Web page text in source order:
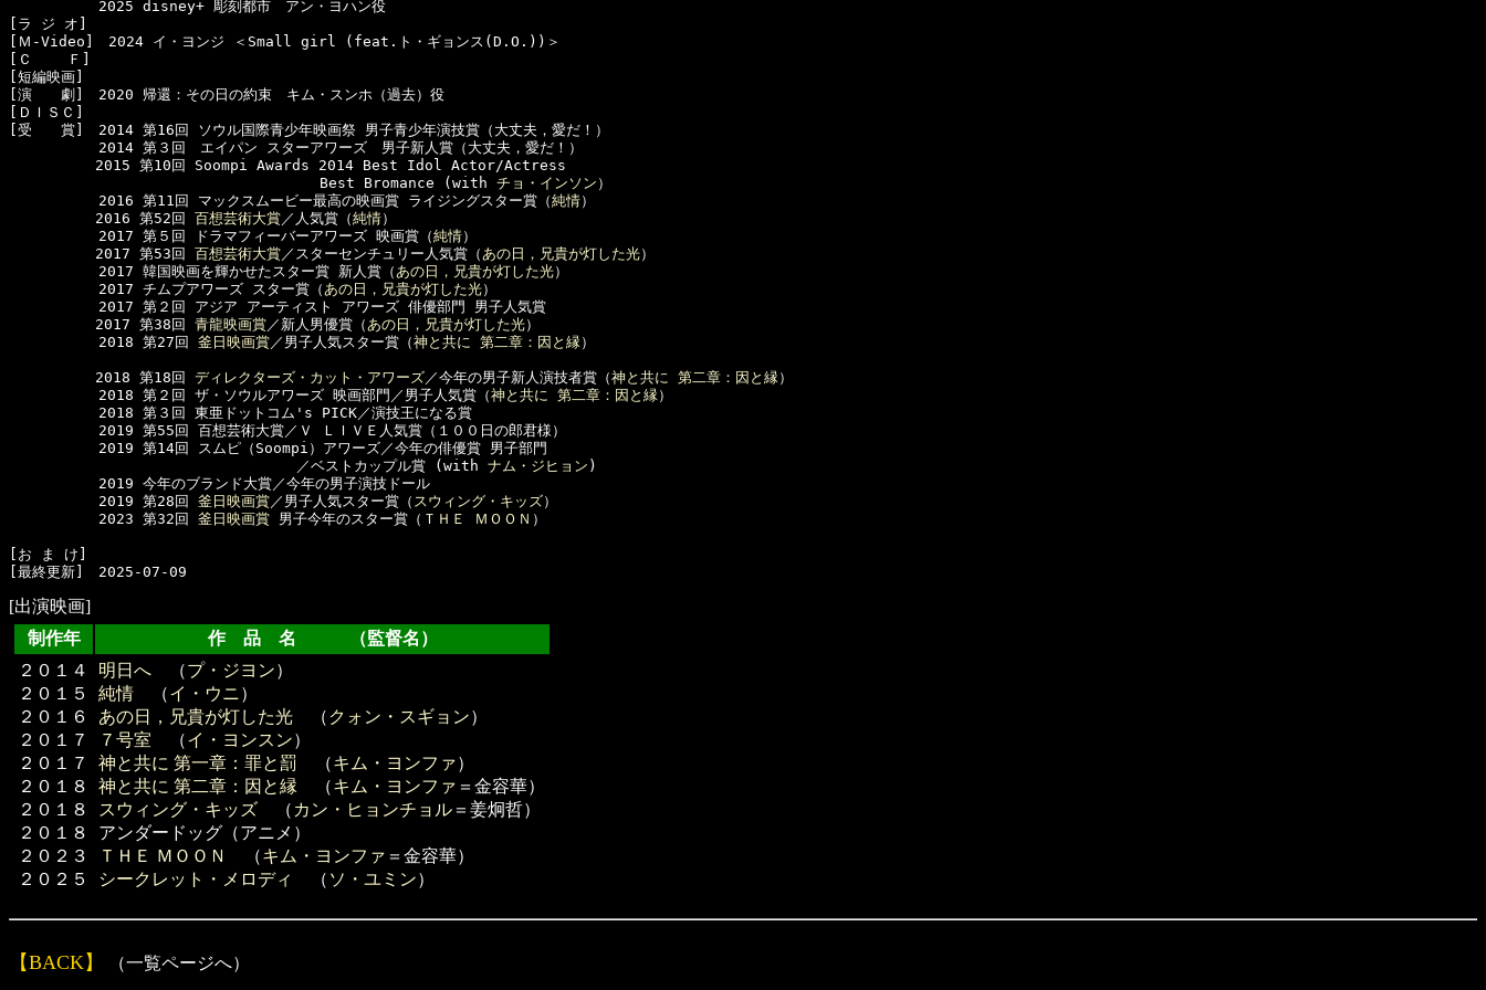
  　　　　　2025 disney+ 彫刻都市　アン・ヨハン役
[ラ ジ オ]
[Ｍ-Video]　2024 イ・ヨンジ ＜Small girl (feat.ト・ギョンス(D.O.))＞
[Ｃ    Ｆ]
[短編映画]
[演　　劇]　2020 帰還：その日の約束　キム・スンホ（過去）役
[ＤＩＳＣ]
[受　　賞]　2014 第16回 ソウル国際青少年映画祭 男子青少年演技賞（大丈夫，愛だ！）
  　　　　　2014 第３回　エイパン スターアワーズ　男子新人賞（大丈夫，愛だ！）
2015 第10回 Soompi Awards 2014 Best Idol Actor/Actress
Best Bromance (with チョ・インソン ）
  　　　　　2016 第11回 マックスムービー最高の映画賞 ライジングスター賞（
純情）
2016 第52回 百想芸術大賞／人気賞（純情）
  　　　　　2017 第５回 ドラマフィーバーアワーズ 映画賞（
純情）
2017 第53回 百想芸術大賞／スターセンチュリー人気賞（あの日，兄貴が灯した光）
  　　　　　2017 韓国映画を輝かせたスター賞 新人賞（
あの日，兄貴が灯した光）
  　　　　　2017 チムプアワーズ スター賞（
あの日，兄貴が灯した光）
  　　　　　2017 第２回 アジア アーティスト アワーズ 俳優部門 男子人気賞
2017 第38回 青龍映画賞／新人男優賞（あの日，兄貴が灯した光）
  　　　　　2018 第27回
釜日映画賞／男子人気スター賞（神と共に 第二章：因と縁）
2018 第18回 ディレクターズ・カット・アワーズ／今年の男子新人演技者賞（神と共に 第二章：因と縁）
  　　　　　2018 第２回 ザ・ソウルアワーズ 映画部門／男子人気賞（
神と共に 第二章：因と縁）
  　　　　　2018 第３回 東亜ドットコム's PICK／演技王になる賞
  　　　　　2019 第55回 百想芸術大賞／Ｖ ＬＩＶＥ人気賞（１００日の郎君様）
  　　　　　2019 第14回 スムピ（Soompi）アワーズ／今年の俳優賞 男子部門
／ベストカップル賞 (with ナム・ジヒョン )
  　　　　　2019 今年のブランド大賞／今年の男子演技ドール
  　　　　　2019 第28回
釜日映画賞／男子人気スター賞（ スウィング・キッズ）
  　　　　　2023 第32回
釜日映画賞 男子今年のスター賞（ ＴＨＥ ＭＯＯＮ ）
[お ま け]
[出演映画]
制作年
作 品 名 （監督名）
２０１４
２０１５
２０１６
２０１７
２０１７
２０１８
２０１８
２０１８
２０２３
２０２５
明日へ （プ・ジヨン）
純情 （イ・ウニ）
あの日，兄貴が灯した光 （ クォン・スギョン）
７号室 （イ・ヨンスン）
神と共に 第一章：罪と罰
（キム・ヨンファ）
神と共に 第二章：因と縁 （キム・ヨンファ ＝金容華）
スウィング・キッズ （ カン・ヒョンチョル ＝姜炯哲）
アンダードッグ（アニメ）
ＴＨＥ ＭＯＯＮ
（キム・ヨンファ ＝金容華）
シークレット・メロディ
（ ソ・ユミン）
【BACK】 （一覧ページへ）